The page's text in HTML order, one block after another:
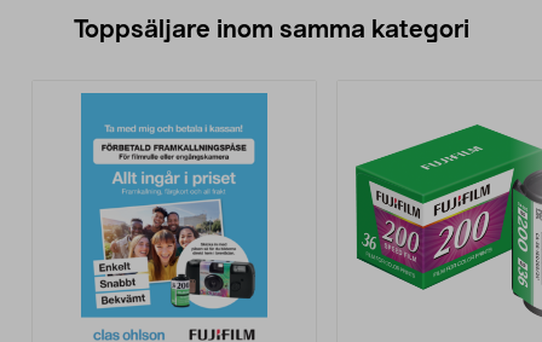
Toppsäljare inom samma kategori